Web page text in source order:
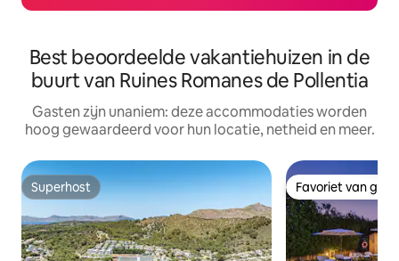
Best beoordeelde vakantiehuizen in de
buurt van Ruines Romanes de Pollentia
Gasten zijn unaniem: deze accommodaties worden
hoog gewaardeerd voor hun locatie, netheid en meer.
Superhost
Superhost Favoriet van
Favoriet van